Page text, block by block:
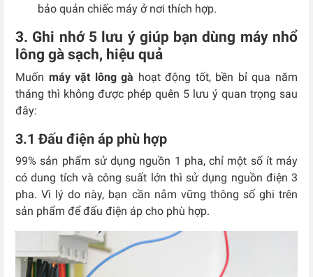
bảo quản chiếc máy ở nơi thích hợp.
3. Ghi nhớ 5 lưu ý giúp bạn dùng máy nhổ
lông gà sạch, hiệu quả
Muốn máy vặt lông gà hoạt động tốt, bền bỉ qua năm
tháng thì không được phép quên 5 lưu ý quan trọng sau
đây:
3.1 Đấu điện áp phù hợp
99% sản phẩm sử dụng nguồn 1 pha, chỉ một số ít máy
có dung tích và công suất lớn thì sử dụng nguồn điện 3
pha. Vì lý do này, bạn cần nắm vững thông số ghi trên
sản phẩm để đấu điện áp cho phù hợp.